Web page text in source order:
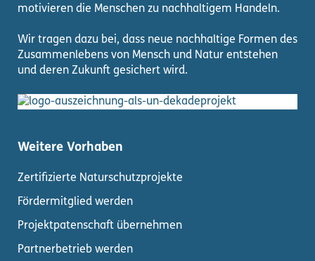
motivieren die Menschen zu nachhaltigem Handeln.
Wir tragen dazu bei, dass neue nachhaltige Formen des
Zusammenlebens von Mensch und Natur entstehen
und deren Zukunft gesichert wird.
Weitere Vorhaben
Zertifizierte Naturschutzprojekte
Fördermitglied werden
Projektpatenschaft übernehmen
Partnerbetrieb werden